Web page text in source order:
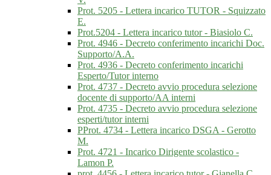
Prot. 5205 - Lettera incarico TUTOR - Squizzato
E.
Prot.5204 - Lettera incarico tutor - Biasiolo C.
Prot. 4946 - Decreto conferimento incarichi Doc.
Supporto/A.A.
Prot. 4936 - Decreto conferimento incarichi
Esperto/Tutor interno
Prot. 4737 - Decreto avvio procedura selezione
docente di supporto/AA interni
Prot. 4735 - Decreto avvio procedura selezione
esperti/tutor interni
PProt. 4734 - Lettera incarico DSGA - Gerotto
M.
Prot. 4721 - Incarico Dirigente scolastico -
Lamon P.